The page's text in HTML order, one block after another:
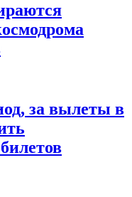
за вылеты в